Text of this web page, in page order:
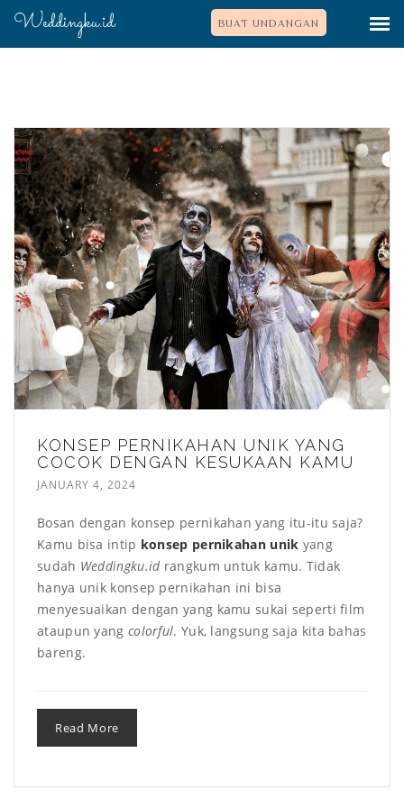
BUAT UNDANGAN
KONSEP PERNIKAHAN UNIK YANG
COCOK DENGAN KESUKAAN KAMU
JANUARY 4, 2024
Bosan dengan konsep pernikahan yang itu-itu saja?
Kamu bisa intip konsep pernikahan unik yang
sudah Weddingku.idrangkum untuk kamu. Tidak
hanya unik konsep pernikahan ini bisa
menyesuaikan dengan yang kamu sukai seperti film
ataupun yang colorful. Yuk, langsung saja kita bahas
bareng.
Read More